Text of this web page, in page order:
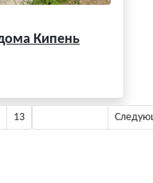
Кипень
13